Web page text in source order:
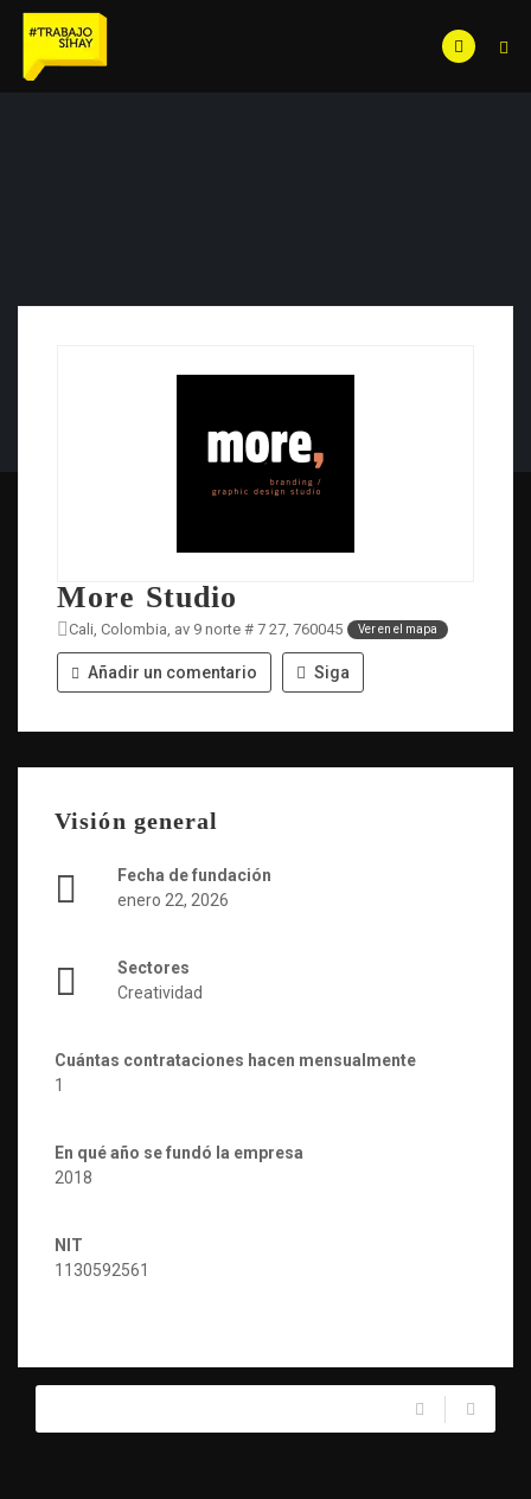
More Studio
Cali, Colombia, av 9 norte # 7 27, 760045 Ver en el mapa
Añadir un comentario Siga
Visión general
Fecha de fundación
enero 22, 2026
Sectores
Creatividad
Cuántas contrataciones hacen mensualmente
1
En qué año se fundó la empresa
2018
NIT
1130592561